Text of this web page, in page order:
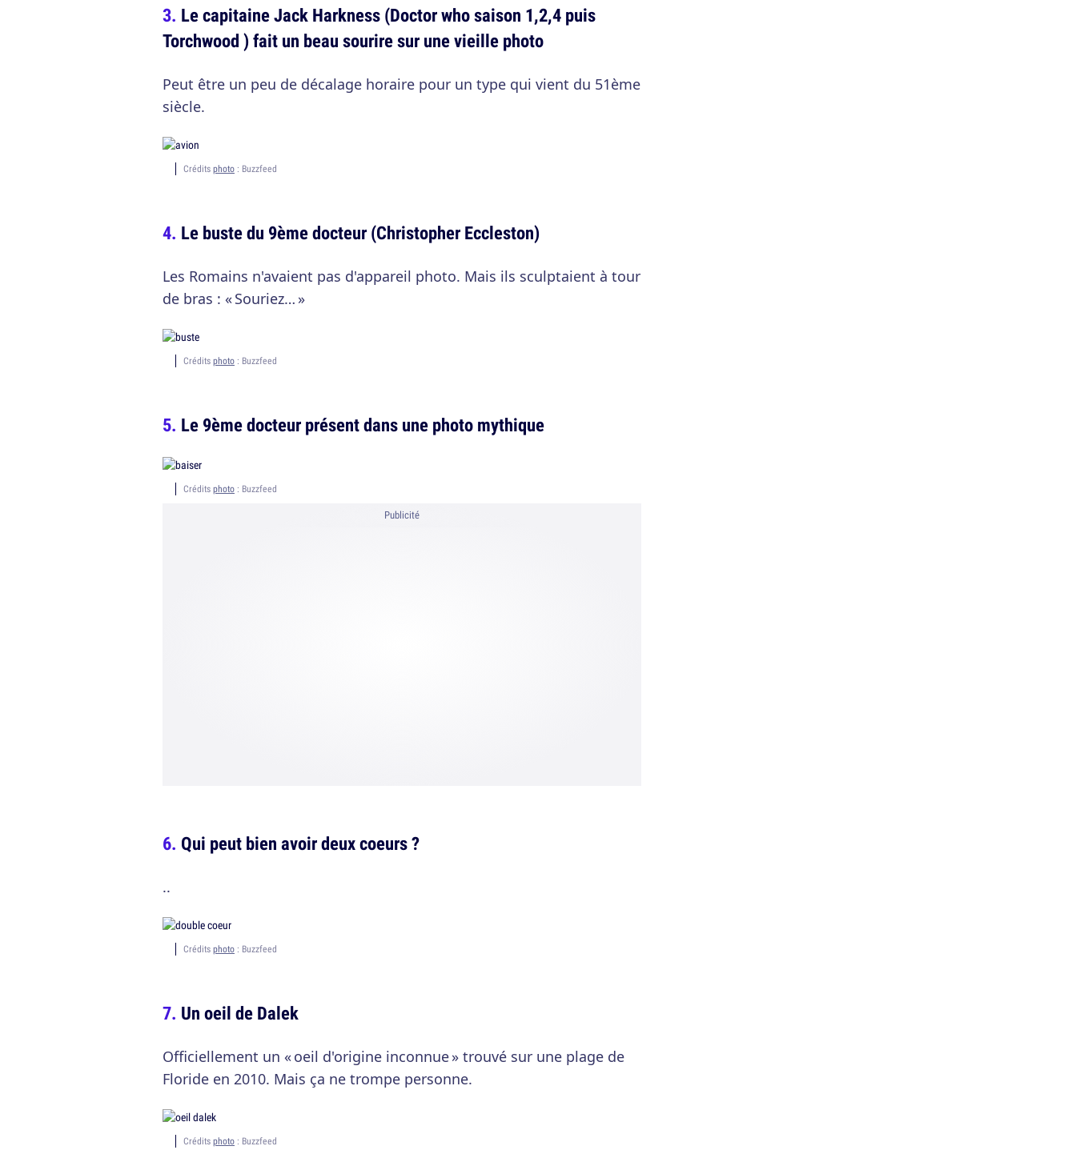
Le capitaine Jack Harkness (Doctor who saison 1,2,4 puis
Torchwood ) fait un beau sourire sur une vieille photo
Peut être un peu de décalage horaire pour un type qui vient du 51ème
siècle.
Crédits photo : Buzzfeed
Le buste du 9ème docteur (Christopher Eccleston)
Les Romains n'avaient pas d'appareil photo. Mais ils sculptaient à tour
de bras : « Souriez… »
Crédits photo : Buzzfeed
Le 9ème docteur présent dans une photo mythique
Crédits photo : Buzzfeed
Publicité
Qui peut bien avoir deux coeurs ?
..
Crédits photo : Buzzfeed
Un oeil de Dalek
Officiellement un « oeil d'origine inconnue » trouvé sur une plage de
Floride en 2010. Mais ça ne trompe personne.
Crédits photo : Buzzfeed